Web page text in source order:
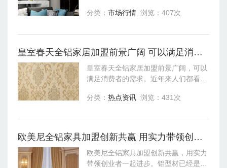
置，还有心灵的安放，所以对于家我们
全铝家
分类： 市场行情 浏览：407次
皇室春天全铝家居加盟前景广阔 可以满足消费者的需求
皇室春天全铝家居加盟前景广阔，可以
满足消费者的需求。近年来人们都看好
一个有实力的品牌，皇室春天全铝家居
一个品
分类： 热点资讯 浏览：431次
欧美尼全铝家具加盟创新共赢 用实力带领创业者一起进步
欧美尼全铝家具加盟创新共赢，用实力
带领创业者一起进步。铝型材已经是家